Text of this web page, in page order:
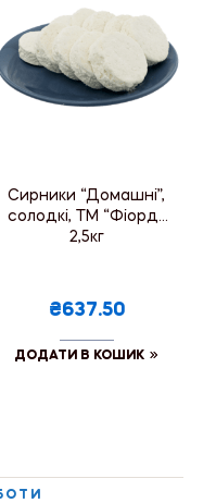
Сирники “Домашні”,
солодкі, ТМ “Фіорд”,
2,5кг
₴637.50
ДОДАТИ В КОШИК